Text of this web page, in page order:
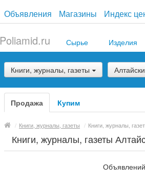
Объявления Магазины Индекс
Poliamid.ru Сырье Изделия
Книги, журналы, газеты
Продажа Купим
/ Книги, журналы, газеты / Книги, журналы,
Книги, журналы, газеты